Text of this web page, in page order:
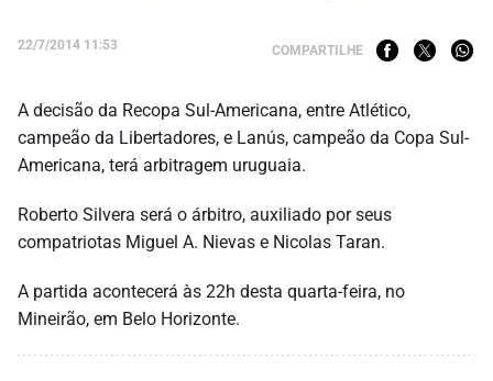
22/7/2014 11:53 COMPARTILHE
A decisão da Recopa Sul-Americana, entre Atlético,
campeão da Libertadores, e Lanús, campeão da Copa Sul-
Americana, terá arbitragem uruguaia.
Roberto Silvera será o árbitro, auxiliado por seus
compatriotas Miguel A. Nievas e Nicolas Taran.
A partida acontecerá às 22h desta quarta-feira, no
Mineirão, em Belo Horizonte.